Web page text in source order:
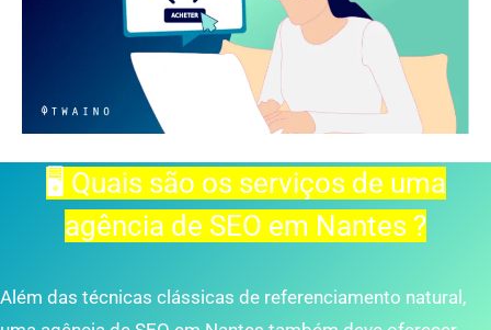
🖥️ Quais são os serviços de uma
agência de SEO em Nantes ?
Além das técnicas clássicas de referenciamento natural,